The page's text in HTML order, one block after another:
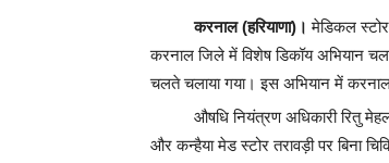
करनाल (हरियाणा)। मेडिकल
करनाल जिले में विशेष डिकॉय अभियान
चलते चलाया गया। इस अभियान में
औषधि नियंत्रण अधिकारी रितु
और कन्हैया मेड स्टोर तरावड़ी पर बिना